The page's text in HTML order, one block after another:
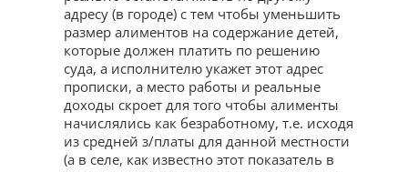
адресу (в городе) с тем чтобы уменьшить
размер алиментов на содержание детей,
которые должен платить по решению
суда, а исполнителю укажет этот адрес
прописки, а место работы и реальные
доходы скроет для того чтобы алименты
начислялись как безработному, т.е. исходя
из средней з/платы для данной местности
(а в селе, как известно этот показатель в